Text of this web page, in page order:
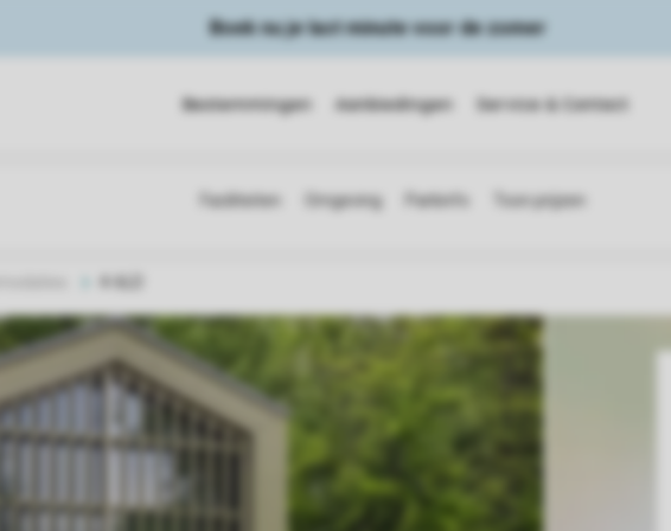
Boek nu je last minute voor de zomer
Bestemmingen Aanbiedingen Service & Contact